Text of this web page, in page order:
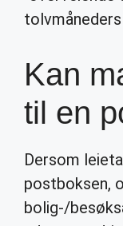
Kan
til en
Dersom
postboksen,
bolig-/